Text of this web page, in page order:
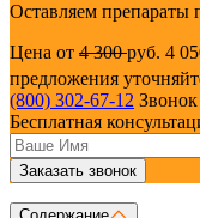
Оставляем препараты
Цена от 4 300руб. 4
предложения
(800) 302-67-12
Бесплатная
Заказать звонок